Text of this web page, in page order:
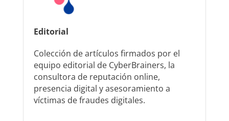
Editorial
Colección de artículos firmados por el
equipo editorial de CyberBrainers, la
consultora de reputación online,
presencia digital y asesoramiento a
víctimas de fraudes digitales.